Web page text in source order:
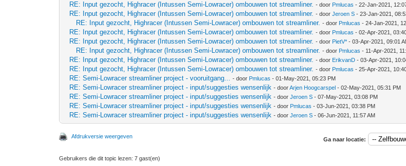
RE: Input gezocht, Highracer (Intussen Semi-Lowracer) ombouwen tot streamliner. - door Pmlucas - 22-Jan-2021,
RE: Input gezocht, Highracer (Intussen Semi-Lowracer) ombouwen tot streamliner. - doorJeroen S - 23-Jan-2021,
RE: Input gezocht, Highracer (Intussen Semi-Lowracer) ombouwen tot streamliner. - door Pmlucas - 24-Jan-2021,
RE: Input gezocht, Highracer (Intussen Semi-Lowracer) ombouwen tot streamliner. - door Pmlucas - 02-Apr-2021,
RE: Input gezocht, Highracer (Intussen Semi-Lowracer) ombouwen tot streamliner. - door PietV* - 03-Apr-2021, 09:01
RE: Input gezocht, Highracer (Intussen Semi-Lowracer) ombouwen tot streamliner. - door Pmlucas - 11-Apr-2021,
RE: Input gezocht, Highracer (Intussen Semi-Lowracer) ombouwen tot streamliner. - door ErikvanD - 03-Apr-2021,
RE: Input gezocht, Highracer (Intussen Semi-Lowracer) ombouwen tot streamliner. - door Pmlucas - 25-Apr-2021,
RE: Semi-Lowracer streamliner project - vooruitgang... - door Pmlucas - 01-May-2021, 05:23 PM
RE: Semi-Lowracer streamliner project - input/suggesties wensenlijk - doorArjen Hoogcarspel - 02-May-2021, 05:31 PM
RE: Semi-Lowracer streamliner project - input/suggesties wensenlijk - doorJeroen S - 07-May-2021, 03:08 PM
RE: Semi-Lowracer streamliner project - input/suggesties wensenlijk - door Pmlucas - 03-Jun-2021, 03:38 PM
RE: Semi-Lowracer streamliner project - input/suggesties wensenlijk - doorJeroen S - 06-Jun-2021, 11:57 AM
Afdrukversie weergeven Ga naar locatie:
Gebruikers die dit topic lezen: 7 gast(en)